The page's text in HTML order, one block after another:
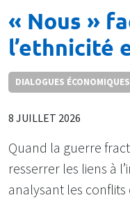
« Nous »
l’ethnicité
DIALOGUES ÉCONOMIQUES
8 JUILLET 2026
Quand la guerre
resserrer les liens à
analysant les conflits